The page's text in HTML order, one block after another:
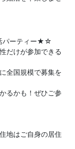
パーティー★☆
だけが参加できる
全国規模で募集を
るかも！ぜひご参
地はご自身の居住